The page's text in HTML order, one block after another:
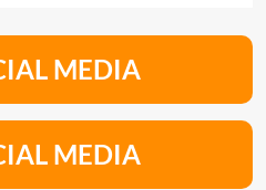
MEDIA
MEDIA